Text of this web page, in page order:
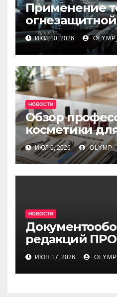
Применение
для
объектов и
требования
ИЮЛ 10, 2026
НОВОСТИ
Обзор
косметики
педикюра,
ресниц и
ИЮЛ 6, 2026
НОВОСТИ
редакций
и
в организации
ИЮН 17, 2026